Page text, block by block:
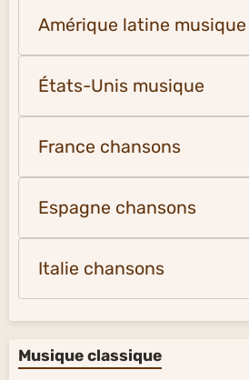
Amérique latine musique
États-Unis musique
France chansons
Espagne chansons
Italie chansons
Musique classique